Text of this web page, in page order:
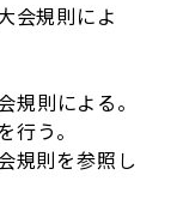
会規則によ
則による。
う。
規則を参照し